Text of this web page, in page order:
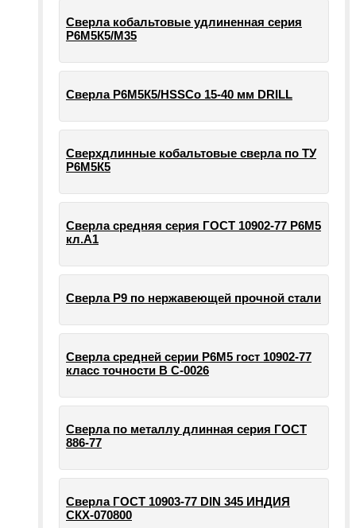
Сверла кобальтовые удлиненная серия
Р6М5К5/М35
Сверла Р6М5К5/HSSCo 15-40 мм DRILL
Сверхдлинные кобальтовые сверла по ТУ
Р6М5К5
Сверла средняя серия ГОСТ 10902-77 Р6М5
кл.А1
Сверла Р9 по нержавеющей прочной стали
Сверла средней серии Р6М5 гост 10902-77
класс точности В С-0026
Сверла по металлу длинная серия ГОСТ
886-77
Сверла ГОСТ 10903-77 DIN 345 ИНДИЯ
СКХ-070800